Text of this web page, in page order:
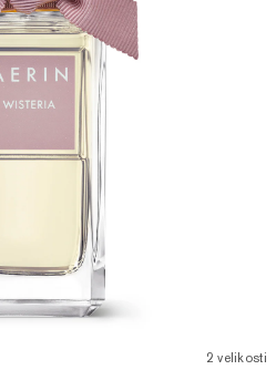
2 velikosti